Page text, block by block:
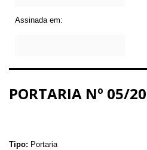
Assinada em:
PORTARIA Nº 05/
Tipo: Portaria